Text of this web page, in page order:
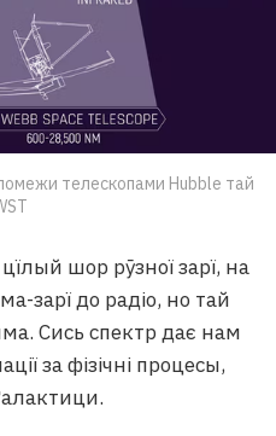
телескопами Hubble тай
шор рӯзної зарї, на
зарї до радіо, но тай
Сись спектр дає нам
за фізічні процесы,